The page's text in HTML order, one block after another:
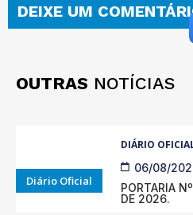
DEIXE UM
OUTRAS NOTÍCIAS
Diário Oficial
DIÁRIO
06/08/
PORTARIA
DE 2026.